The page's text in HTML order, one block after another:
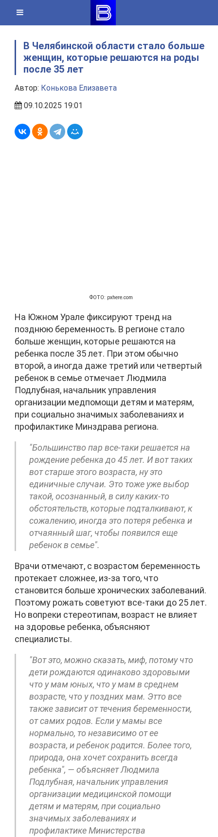
content
В Челябинской области стало больше
женщин, которые решаются на роды
после 35 лет
Автор: Конькова Елизавета
09.10.2025 19:01
ФОТО: pxhere.com
На Южном Урале фиксируют тренд на
позднюю беременность. В регионе стало
больше женщин, которые решаются на
ребенка после 35 лет. При этом обычно
второй, а иногда даже третий или четвертый
ребенок в семье отмечает Людмила
Подлубная, начальник управления
организации медпомощи детям и матерям,
при социально значимых заболеваниях и
профилактике Минздрава региона.
"Большинство пар все-таки решается на
рождение ребенка до 45 лет. И вот таких
вот старше этого возраста, ну это
единичные случаи. Это тоже уже выбор
такой, осознанный, в силу каких-то
обстоятельств, которые подталкивают, к
сожалению, иногда это потеря ребенка и
отчаянный шаг, чтобы появился еще
ребенок в семье".
Врачи отмечают, с возрастом беременность
протекает сложнее, из-за того, что
становится больше хронических заболеваний.
Поэтому рожать советуют все-таки до 25 лет.
Но вопреки стереотипам, возраст не влияет
на здоровье ребенка, объясняют
специалисты.
"Вот это, можно сказать, миф, потому что
дети рождаются одинаково здоровыми
что у мам юных, что у мам в среднем
возрасте, что у поздних мам. Этто все
также зависит от течения беременности,
от самих родов. Если у мамы все
нормально, то независимо от ее
возраста, и ребенок родится. Более того,
природа, она хочет сохранить всегда
ребенка", — объясняет Людмила
Подлубная, начальник управления
организации медицинской помощи
детям и матерям, при социально
значимых заболеваниях и
профилактике Министерства